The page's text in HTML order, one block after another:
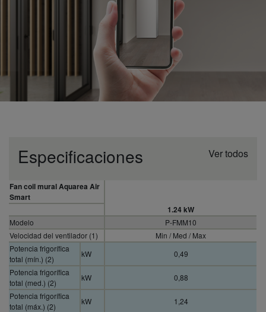
Especificaciones Ver todos
Fan coil mural Aquarea Air
Smart
1.24 kW
Modelo
P-FMM10
Velocidad del ventilador (1)
Min / Med / Max
Potencia frigorífica
total (mín.) (2)
kW
0,49
Potencia frigorífica
total (med.) (2)
kW
0,88
Potencia frigorífica
total (máx.) (2)
kW
1,24